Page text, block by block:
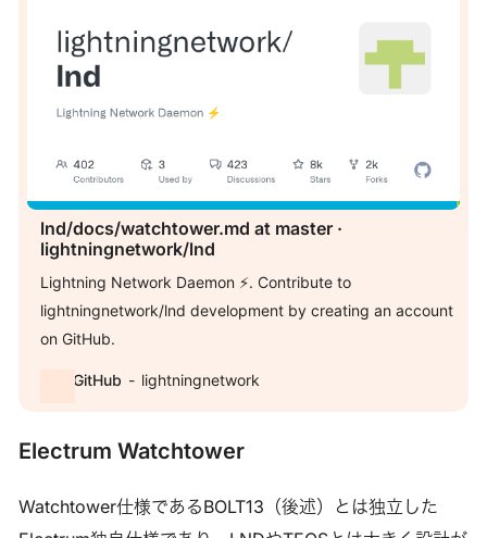
lnd/docs/watchtower.md at master ·
lightningnetwork/lnd
Lightning Network Daemon ⚡️. Contribute to
lightningnetwork/lnd development by creating an account
on GitHub.
GitHub lightningnetwork
Electrum Watchtower
Watchtower仕様であるBOLT13（後述）とは独立した